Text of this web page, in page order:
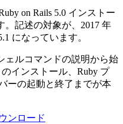
on Rails 5.0 インストー
。記述の対象が、2017 年
になっています。
ェルコマンドの説明から始
のインストール、Ruby プ
ーの起動と終了までが本
ンロード